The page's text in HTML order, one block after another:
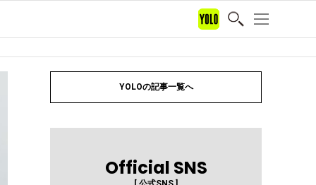
YOLOの記事一覧へ
Official SNS